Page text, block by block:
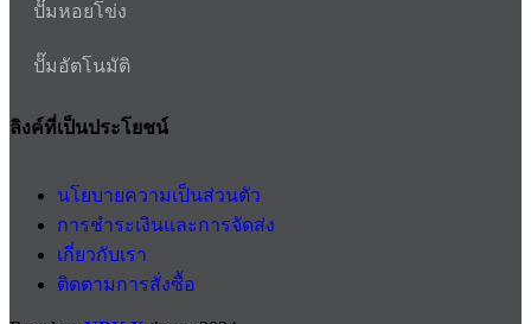
ปั๊มหอยโข่ง
ปั๊มอัตโนมัติ
ลิงค์ที่เป็นประโยชน์
นโยบายความเป็นส่วนตัว
การชำระเงินและการจัดส่ง
เกี่ยวกับเรา
ติดตามการสั่งซื้อ